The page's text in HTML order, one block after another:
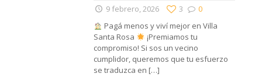
9 febrero, 2026 0
3
Pagá menos y viví mejor en Villa
Santa Rosa
¡Premiamos tu
compromiso! Si sos un vecino
cumplidor, queremos que tu esfuerzo
se traduzca en […]